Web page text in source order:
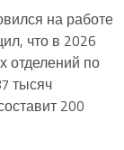
на работе
что в 2026
отделений по
тысяч
200